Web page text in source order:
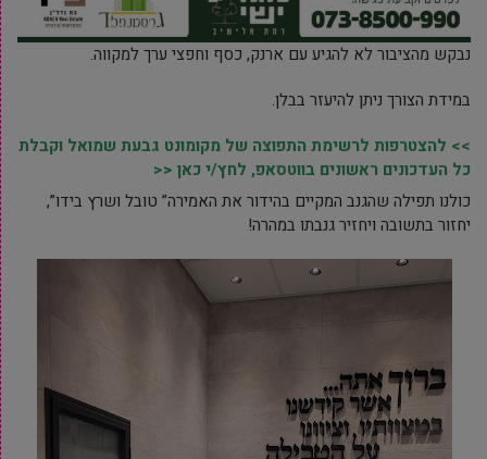
נבקש מהציבור לא להגיע עם ארנק, כסף וחפצי ערך למקווה.
במידת הצורך ניתן להיעזר בבלן.
>> להצטרפות לרשימת התפוצה של מקומונט גבעת שמואל וקבלת
כל העדכונים ראשונים בווטסאפ, לחץ/י כאן <<
כולנו תפילה שהגנב המקיים בהידור את האמירה” טובל ושרץ בידו”,
יחזור בתשובה ויחזיר גנבתו במהרה!